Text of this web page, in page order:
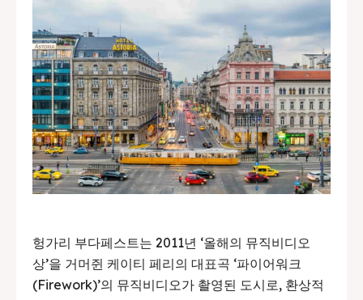
헝가리 부다페스트는 2011년 ‘올해의 뮤직비디오
상’을 거머쥔 케이티 페리의 대표곡 ‘파이어워크
(Firework)’의 뮤직비디오가 촬영된 도시로, 환상적